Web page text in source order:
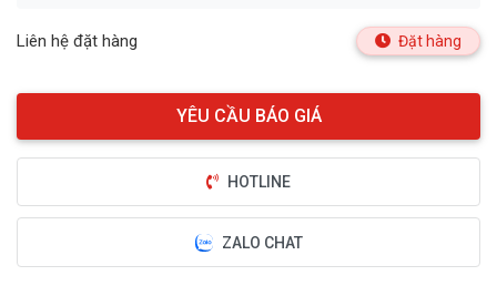
Liên hệ đặt hàng Đặt hàng
HOTLINE
ZALO CHAT